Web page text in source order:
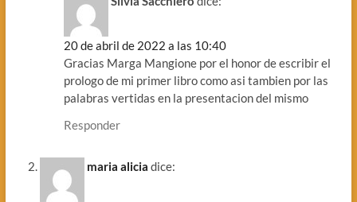
20 de abril de 2022 a las 10:40
Gracias Marga Mangione por el honor de escribir el
prologo de mi primer libro como asi tambien por las
palabras vertidas en la presentacion del mismo
Responder
maria alicia dice: